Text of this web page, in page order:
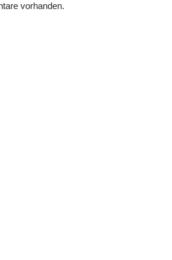
vorhanden.